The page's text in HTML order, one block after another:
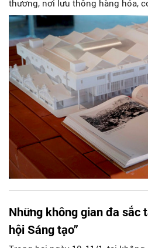
thương, nơi lưu thông hàng hóa,
nên huyết mạch vận hành của
Những không gian đa sắc
hội Sáng tạo”